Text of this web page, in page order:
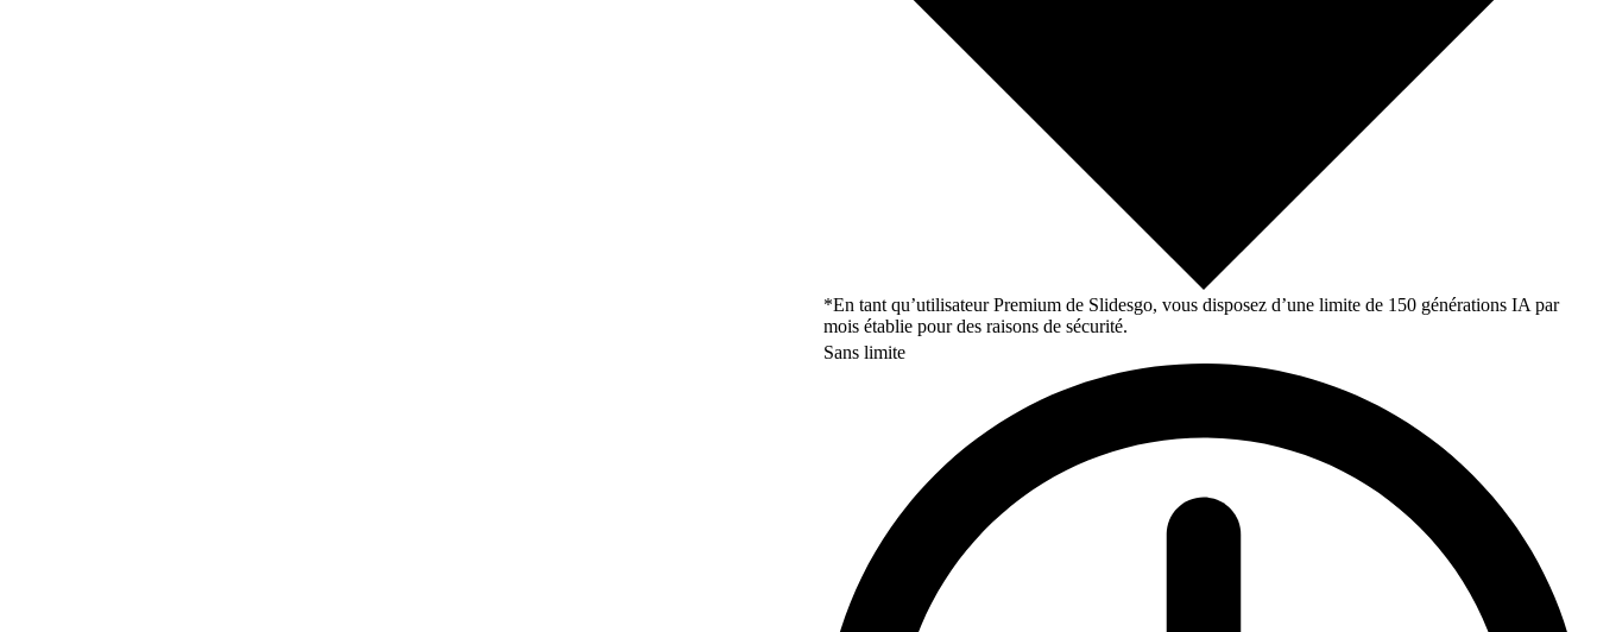
*En tant qu’utilisateur Premium de Slidesgo, vous disposez d’une limite de 150 générations IA par
mois établie pour des raisons de sécurité.
Sans limite